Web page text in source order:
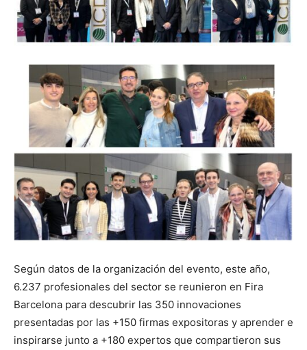
Según datos de la organización del evento, este año,
6.237 profesionales del sector se reunieron en Fira
Barcelona para descubrir las 350 innovaciones
presentadas por las +150 firmas expositoras y aprender e
inspirarse junto a +180 expertos que compartieron sus